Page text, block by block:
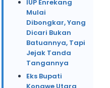
IUP Enrekang
Mulai
Dibongkar, Yang
Dicari Bukan
Batuannya, Tapi
Jejak Tanda
Tangannya
Eks Bupati
Konawe Utara